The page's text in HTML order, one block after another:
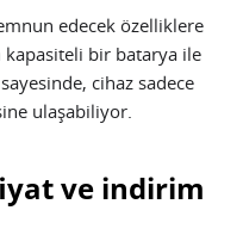
edecek özelliklere
bir batarya ile
cihaz sadece
ulaşabiliyor.
ve indirim